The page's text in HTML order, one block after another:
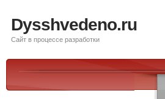
Dysshvedeno.ru
Сайт в процессе разработки